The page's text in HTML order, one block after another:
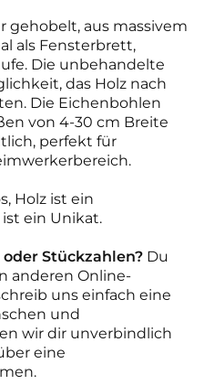
aus massivem
als Fensterbrett,
Die unbehandelte
das Holz nach
Die Eichenbohlen
von 4-30 cm Breite
perfekt für
Holz ist ein
ein Unikat.
Stückzahlen? Du
anderen Online-
uns einfach eine
und
wir dir unverbindlich
eine